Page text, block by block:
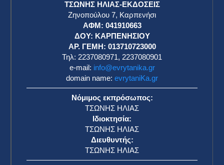
ΤΣΩΝΗΣ ΗΛΙΑΣ-ΕΚΔΟΣΕΙΣ
Ζηνοπούλου 7, Καρπενήσι
ΑΦΜ: 041910663
ΔΟΥ: ΚΑΡΠΕΝΗΣΙΟΥ
ΑΡ. ΓΕΜΗ: 013710723000
Τηλ: 2237080971, 2237080901
e-mail: info@evrytanika.gr
domain name: evrytaniKa.gr
Νόμιμος εκπρόσωπος:
ΤΣΩΝΗΣ ΗΛΙΑΣ
Ιδιοκτησία:
ΤΣΩΝΗΣ ΗΛΙΑΣ
Διευθυντής:
ΤΣΩΝΗΣ ΗΛΙΑΣ